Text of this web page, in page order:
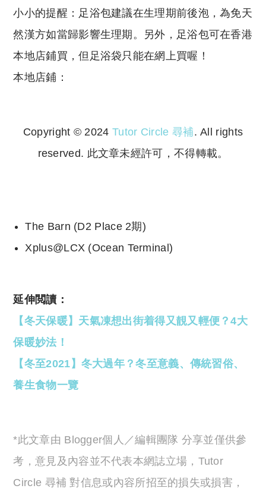
小小的提醒：足浴包建議在生理期前後泡，為免天
然漢方如當歸影響生理期。另外，足浴包可在香港
本地店鋪買，但足浴袋只能在網上買喔！
本地店鋪：
Copyright © 2024 Tutor Circle 尋補. All rights
reserved. 此文章未經許可，不得轉載。
The Barn (D2 Place 2期)
Xplus@LCX (Ocean Terminal)
延伸閲讀：
【冬天保暖】天氣凍想出街着得又靚又輕便？4大
保暖妙法！
【冬至2021】冬大過年？冬至意義、傳統習俗、
養生食物一覽
*此文章由 Blogger個人／編輯團隊 分享並僅供參
考，意見及內容並不代表本網誌立場，Tutor
Circle 尋補 對信息或內容所招至的損失或損害，